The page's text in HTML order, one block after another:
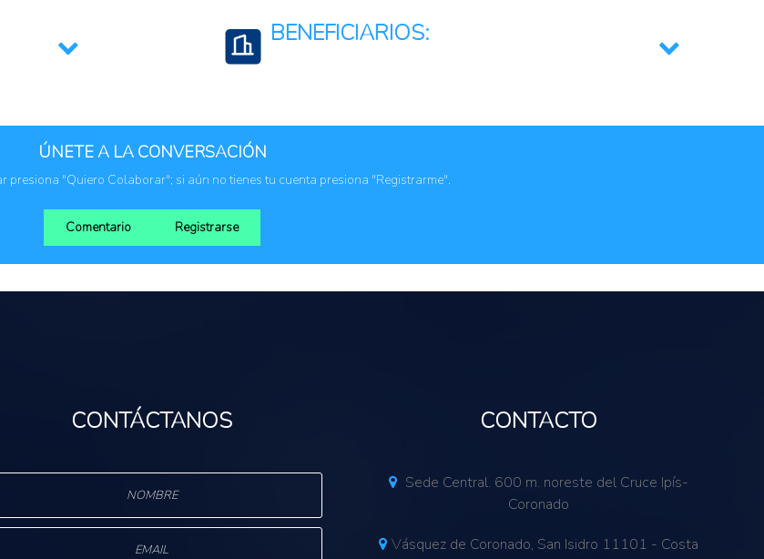
Regulaciones, normativas y marcos jurídicos
BENEFICIARIOS:
Comunidades rurales
Empresas privadas
Propietarios o usuarios de la tierra
ÚNETE A LA CONVERSACIÓN
presiona "Quiero Colaborar"; si aún no tienes tu cuenta presiona "Registrarme".
Comentario Registrarse
CONTÁCTANOS CONTACTO
Sede Central. 600 m. noreste del Cruce Ipís-
Coronado
Vásquez de Coronado, San Isidro 11101 - Costa